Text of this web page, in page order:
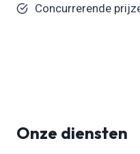
Concurrerende
Onze diensten